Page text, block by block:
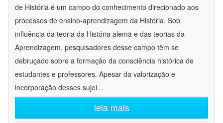
de História é um campo do conhecimento direcionado aos
processos de ensino-aprendizagem da História. Sob
influência da teoria da História alemã e das teorias da
Aprendizagem, pesquisadores desse campo têm se
debruçado sobre a formação da consciência histórica de
estudantes e professores. Apesar da valorização e
incorporação desses sujei...
leia mais